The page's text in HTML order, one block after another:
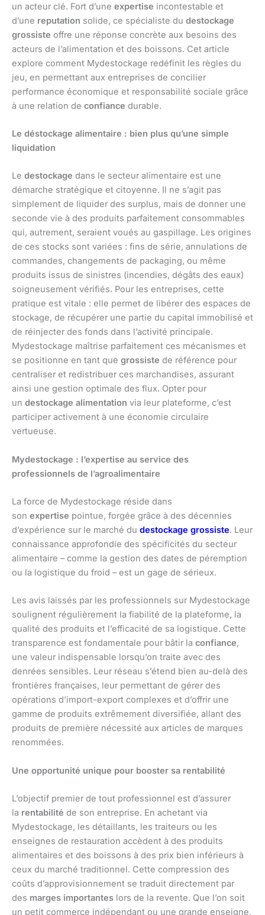
un acteur clé. Fort d’une expertise incontestable et
d’une reputation solide, ce spécialiste du destockage
grossiste offre une réponse concrète aux besoins des
acteurs de l’alimentation et des boissons. Cet article
explore comment Mydestockage redéfinit les règles du
jeu, en permettant aux entreprises de concilier
performance économique et responsabilité sociale grâce
à une relation de confiance durable.
Le déstockage alimentaire : bien plus qu’une simple
liquidation
Le destockage dans le secteur alimentaire est une
démarche stratégique et citoyenne. Il ne s’agit pas
simplement de liquider des surplus, mais de donner une
seconde vie à des produits parfaitement consommables
qui, autrement, seraient voués au gaspillage. Les origines
de ces stocks sont variées : fins de série, annulations de
commandes, changements de packaging, ou même
produits issus de sinistres (incendies, dégâts des eaux)
soigneusement vérifiés. Pour les entreprises, cette
pratique est vitale : elle permet de libérer des espaces de
stockage, de récupérer une partie du capital immobilisé et
de réinjecter des fonds dans l’activité principale.
Mydestockage maîtrise parfaitement ces mécanismes et
se positionne en tant que grossiste de référence pour
centraliser et redistribuer ces marchandises, assurant
ainsi une gestion optimale des flux. Opter pour
un destockage alimentation via leur plateforme, c’est
participer activement à une économie circulaire
vertueuse.
Mydestockage : l’expertise au service des
professionnels de l’agroalimentaire
La force de Mydestockage réside dans
son expertise pointue, forgée grâce à des décennies
d’expérience sur le marché du destockage grossiste. Leur
connaissance approfondie des spécificités du secteur
alimentaire – comme la gestion des dates de péremption
ou la logistique du froid – est un gage de sérieux.
Les avis laissés par les professionnels sur Mydestockage
soulignent régulièrement la fiabilité de la plateforme, la
qualité des produits et l’efficacité de sa logistique. Cette
transparence est fondamentale pour bâtir la confiance,
une valeur indispensable lorsqu’on traite avec des
denrées sensibles. Leur réseau s’étend bien au-delà des
frontières françaises, leur permettant de gérer des
opérations d’import-export complexes et d’offrir une
gamme de produits extrêmement diversifiée, allant des
produits de première nécessité aux articles de marques
renommées.
Une opportunité unique pour booster sa rentabilité
L’objectif premier de tout professionnel est d’assurer
la rentabilité de son entreprise. En achetant via
Mydestockage, les détaillants, les traiteurs ou les
enseignes de restauration accèdent à des produits
alimentaires et des boissons à des prix bien inférieurs à
ceux du marché traditionnel. Cette compression des
coûts d’approvisionnement se traduit directement par
des marges importantes lors de la revente. Que l’on soit
un petit commerce indépendant ou une grande enseigne,